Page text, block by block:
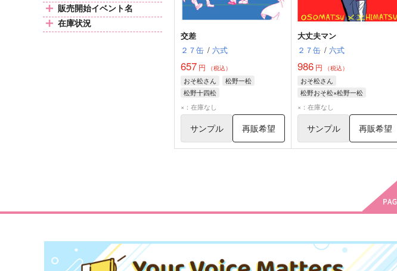
販売開始イベント名
在庫状況
交差
２７缶 / 六式
657 円 （税込）
おそ松さん
松野一松
松野十四松
×：在庫なし
サンプル 再販希望
大丈夫マン
２７缶 / 六式
986円 （税込）
おそ松さん
松野おそ松×松野一松
松野おそ松
×：在庫なし
サンプル 再販希望